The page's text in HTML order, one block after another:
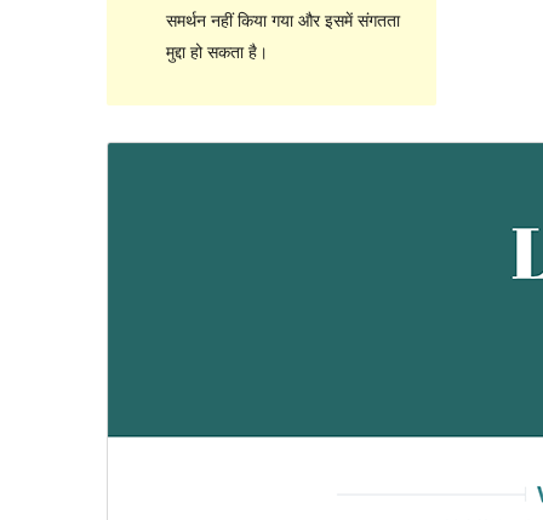
समर्थन नहीं किया गया और इसमें संगतता
मुद्दा हो सकता है।